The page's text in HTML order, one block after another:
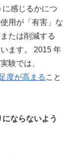
感じるかにつ
用が「有害」な
たは削減する
ます。 2015 年
験では、
度が高まる こと
ならないよう